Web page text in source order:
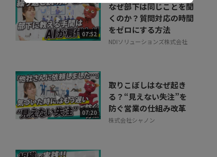
07:52
なぜ部下は同じことを聞
くのか？質問対応の時間
をゼロにする方法
NDIソリューションズ株式会社
07:20
取りこぼしはなぜ起き
る？“見えない失注”を
防ぐ営業の仕組み改革
株式会社シャノン